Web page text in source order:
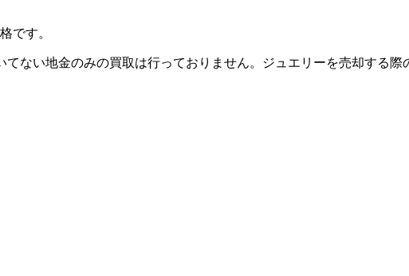
です。
ない地金のみの買取は行っておりません。ジュエリーを売却する際